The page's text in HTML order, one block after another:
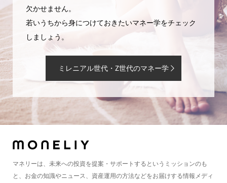
欠かせません。
若いうちから身につけておきたいマネー学をチェック
しましょう。
ミレニアル世代・Z世代のマネー学
マネリーは、未来への投資を提案・サポートするというミッションのも
と、お金の知識やニュース、資産運用の方法などをお届けする情報メディ